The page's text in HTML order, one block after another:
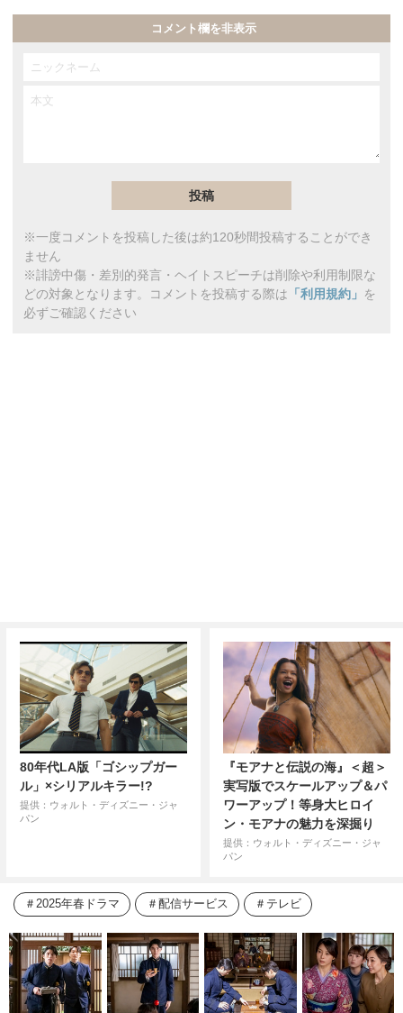
コメント欄を非表示
※一度コメントを投稿した後は約120秒間投稿することができ
ません
※誹謗中傷・差別的発言・ヘイトスピーチは削除や利用制限な
どの対象となります。コメントを投稿する際は 「利用規約」 を
必ずご確認ください
80年代LA版「ゴシップガー
ル」×シリアルキラー!?
提供：ウォルト・ディズニー・ジャ
パン
『モアナと伝説の海』＜超＞
実写版でスケールアップ＆パ
ワーアップ！等身大ヒロイ
ン・モアナの魅力を深掘り
提供：ウォルト・ディズニー・ジャ
パン
2025年春ドラマ 配信サービス テレビ